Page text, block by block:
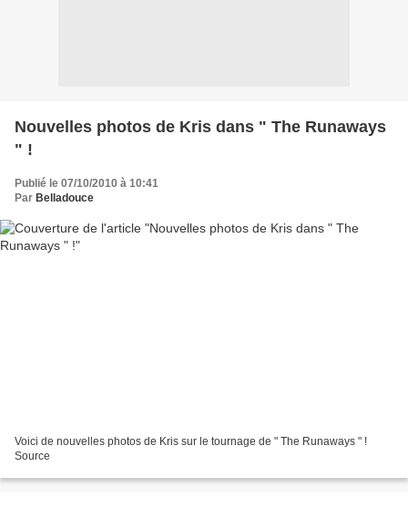
Nouvelles photos de Kris dans " The Runaways
" !
Publié le 07/10/2010 à 10:41
Par Belladouce
Voici de nouvelles photos de Kris sur le tournage de " The Runaways " !
Source